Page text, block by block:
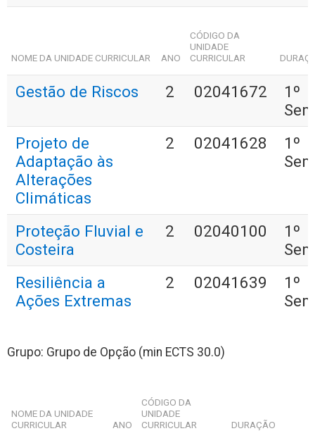
NOME DA UNIDADE CURRICULAR ANO
CÓDIGO DA
UNIDADE
CURRICULAR
Gestão de Riscos 2 02041672
1º
Projeto de
Adaptação às
Alterações
Climáticas
2 02041628
1º
Proteção Fluvial e
Costeira
2 02040100
1º
Resiliência a
Ações Extremas
2 02041639
1º
Grupo: Grupo de Opção (min ECTS 30.0)
NOME DA UNIDADE
CURRICULAR
ANO
CÓDIGO DA
UNIDADE
CURRICULAR
DURAÇÃO